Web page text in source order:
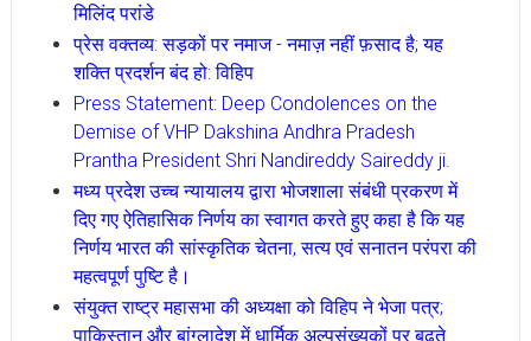
मिलिंद परांडे
प्रेस वक्तव्य: सड़कों पर नमाज - नमाज़ नहीं फ़साद है; यह
शक्ति प्रदर्शन बंद हो: विहिप
Press Statement: Deep Condolences on the
Demise of VHP Dakshina Andhra Pradesh
Prantha President Shri Nandireddy Saireddy ji.
मध्य प्रदेश उच्च न्यायालय द्वारा भोजशाला संबंधी प्रकरण में
दिए गए ऐतिहासिक निर्णय का स्वागत करते हुए कहा है कि यह
निर्णय भारत की सांस्कृतिक चेतना, सत्य एवं सनातन परंपरा की
महत्वपूर्ण पुष्टि है।
संयुक्त राष्ट्र महासभा की अध्यक्षा को विहिप ने भेजा पत्र;
पाकिस्तान और बांग्लादेश में धार्मिक अल्पसंख्यकों पर बढ़ते